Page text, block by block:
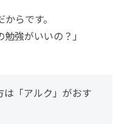
らです。
強がいいの？」
「アルク」がおす